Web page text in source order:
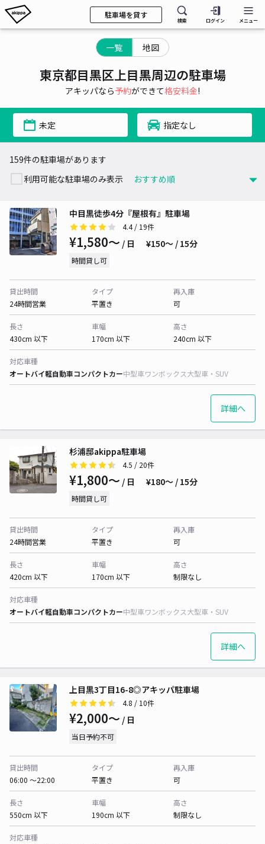
駐車場を貸す
検索 ログイン メニュー
一覧 地図
東京都目黒区上目黒周辺の駐車場
アキッパなら予約ができて格安料金!
未定 指定なし
159件の駐車場があります
利用可能な駐車場のみ表示
中目黒徒歩4分『屋根有』駐車場
4.4/ 19件
¥1,580〜 / 日 ¥150〜 / 15分
時間貸し可
貸出時間
24時間営業
タイプ
平置き
再入庫
可
長さ
430cm 以下
車幅
170cm 以下
高さ
240cm 以下
対応車種
オートバイ軽自動車コンパクトカー中型車ワンボックス大型車・SUV
詳細へ
杉浦邸akippa駐車場
4.5 / 20件
¥1,800〜 / 日 ¥180〜 / 15分
時間貸し可
貸出時間
24時間営業
タイプ
平置き
再入庫
可
長さ
420cm 以下
車幅
170cm 以下
高さ
制限なし
対応車種
オートバイ軽自動車コンパクトカー中型車ワンボックス大型車・SUV
詳細へ
上目黒3丁目16-8◎アキッパ駐車場
4.8 / 10件
¥2,000〜 / 日
当日予約不可
貸出時間
06:00 〜22:00
タイプ
平置き
再入庫
可
長さ
550cm 以下
車幅
190cm 以下
高さ
制限なし
対応車種